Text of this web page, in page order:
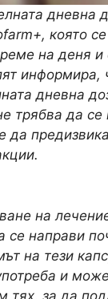
дневна
която
на деня и
информира,
дневна
трябва да
да
на
се направи
на тези
и
тях, за да